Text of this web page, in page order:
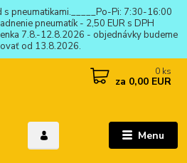
pneumatikami._____Po-Pi: 7:30-16:00
pneumatík - 2,50 EUR s DPH
7.8.-12.8.2026 - objednávky budeme
od 13.8.2026.
Menu
0 ks
za 0,00 EUR